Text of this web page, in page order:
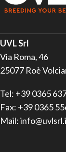
UVL Srl
Via Roma, 46
25077 Roè
Tel: +39 0365
Fax: +39 0365
Mail: